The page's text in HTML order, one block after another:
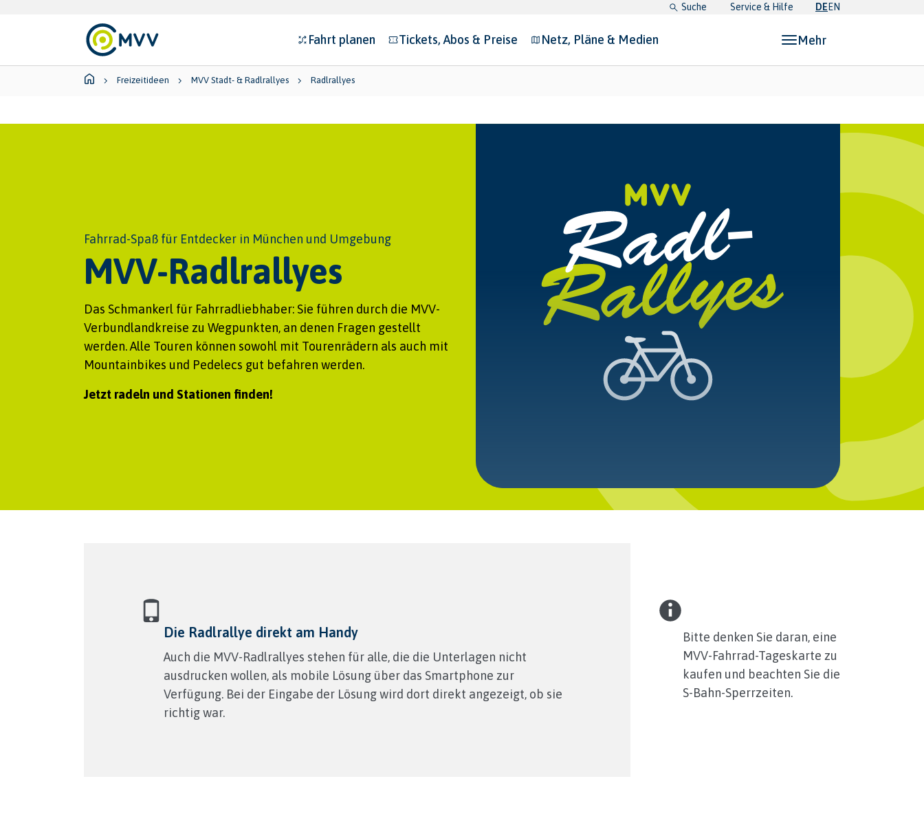
Suche Service & Hilfe DE EN
Fahrt planen
Submenu for "Fahrt planen"
Tickets, Abos & Preise
Submenu for "Tickets, Abos & Preise"
Netz, Pläne & Medien
Submenu for "Netz, Pläne & Medien"
Mehr
You are here:
Freizeitideen MVV Stadt- & Radlrallyes Radlrallyes
Fahrrad-Spaß für Entdecker in München und Umgebung
MVV-Radlrallyes
Das Schmankerl für Fahrradliebhaber: Sie führen durch die MVV-
Verbundlandkreise zu Wegpunkten, an denen Fragen gestellt
werden. Alle Touren können sowohl mit Tourenrädern als auch mit
Mountainbikes und Pedelecs gut befahren werden.
Jetzt radeln und Stationen finden!
Die Radlrallye direkt am Handy
Auch die MVV-Radlrallyes stehen für alle, die die Unterlagen nicht
ausdrucken wollen, als mobile Lösung über das Smartphone zur
Verfügung. Bei der Eingabe der Lösung wird dort direkt angezeigt, ob sie
richtig war.
Bitte denken Sie daran, eine
MVV-Fahrrad-Tageskarte zu
kaufen und beachten Sie die
S-Bahn-Sperrzeiten.